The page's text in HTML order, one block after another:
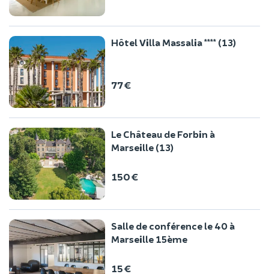
Hôtel Villa Massalia **** (13)
77 €
Le Château de Forbin à
Marseille (13)
150 €
Salle de conférence le 40 à
Marseille 15ème
15 €